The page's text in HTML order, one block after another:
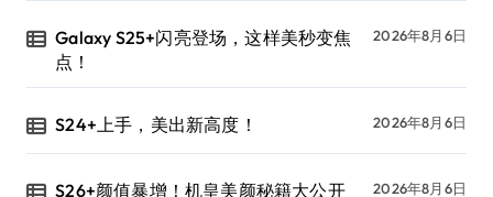
Galaxy S25+闪亮登场，这样美秒变焦
点！
2026年8月6日
S24+上手，美出新高度！ 2026年8月6日
S26+颜值暴增！机皇美颜秘籍大公开 2026年8月6日